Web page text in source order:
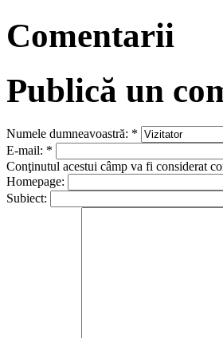
Comentarii
Publică un
Numele dumneavoastră: *
E-mail: *
Conţinutul acestui câmp va fi considerat
Homepage:
Subiect: